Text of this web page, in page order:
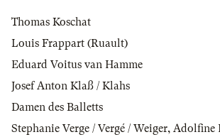
Thomas Koschat
Louis Frappart (Ruault)
Eduard Voitus van Hamme
Josef Anton Klaß / Klahs
Damen des Balletts
Stephanie Verge / Vergé / Weiger, Adolfine